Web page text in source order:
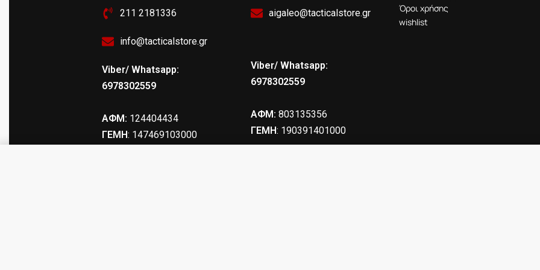
211 2181336
info@tacticalstore.gr
Viber/ Whatsapp:
6978302559
ΑΦΜ: 124404434
ΓΕΜΗ: 147469103000
aigaleo@tacticalstore.gr
Viber/ Whatsapp:
6978302559
ΑΦΜ: 803135356
ΓΕΜΗ: 190391401000
Όροι χρήσης
wishlist